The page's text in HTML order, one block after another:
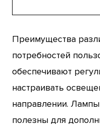
Преимущества
потребностей
обеспечивают
настраивать
направлении.
полезны для